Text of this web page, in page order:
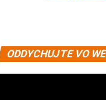
ODDYCHUJTE VO